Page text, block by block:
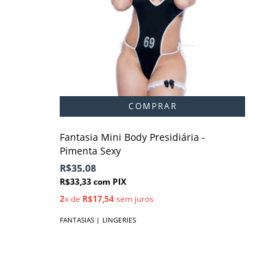
Fantasia Mini Body Presidiária -
Pimenta Sexy
R$35,08
R$33,33com PIX
2x de R$17,54sem juros
FANTASIAS | LINGERIES